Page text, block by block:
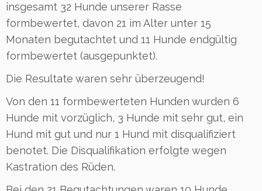
insgesamt 32 Hunde unserer Rasse
formbewertet, davon 21 im Alter unter 15
Monaten begutachtet und 11 Hunde endgültig
formbewertet (ausgepunktet).
Die Resultate waren sehr überzeugend!
Von den 11 formbewerteten Hunden wurden 6
Hunde mit vorzüglich, 3 Hunde mit sehr gut, ein
Hund mit gut und nur 1 Hund mit disqualifiziert
benotet. Die Disqualifikation erfolgte wegen
Kastration des Rüden.